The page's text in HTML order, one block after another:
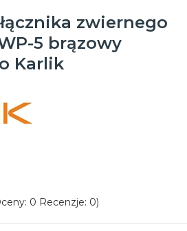
zwiernego
5 brązowy
Karlik
0 Recenzje: 0)